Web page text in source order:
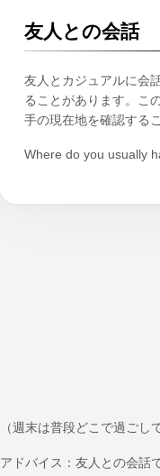
友人との会話
友人とカジュアルに会
ることがあります。こ
手の現在地を確認する
Where do you usually
（週末は普段どこで過ごし
アドバイス：友人との会話